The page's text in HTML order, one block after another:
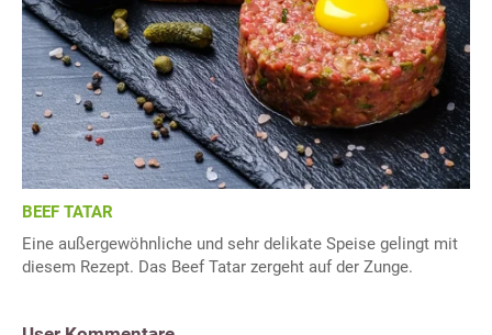
BEEF TATAR
Eine außergewöhnliche und sehr delikate Speise gelingt mit
diesem Rezept. Das Beef Tatar zergeht auf der Zunge.